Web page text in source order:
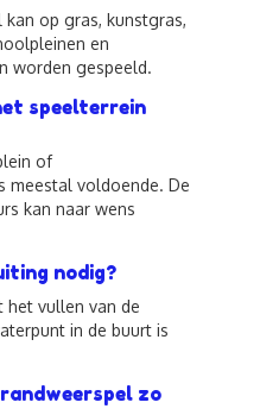
kan op gras, kunstgras,
en
worden gespeeld.
speelterrein
of
meestal voldoende. De
kan naar wens
nodig?
het vullen van de
in de buurt is
zo